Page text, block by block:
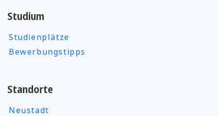
Studium
Studienplätze
Bewerbungstipps
Standorte
Neustadt